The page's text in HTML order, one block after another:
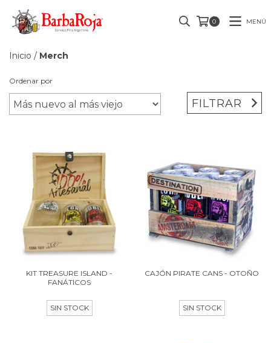
0 MENÚ
Inicio / Merch
Ordenar por
FILTRAR
KIT TREASURE ISLAND -
FANÁTICOS
SIN STOCK
CAJÓN PIRATE CANS - OTOÑO
SIN STOCK